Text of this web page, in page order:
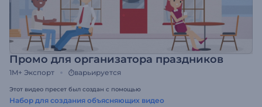
Промо для организатора праздников
1M+ Экспорт варьируется
Этот видео пресет был создан с помощью
Набор для создания объясняющих видео